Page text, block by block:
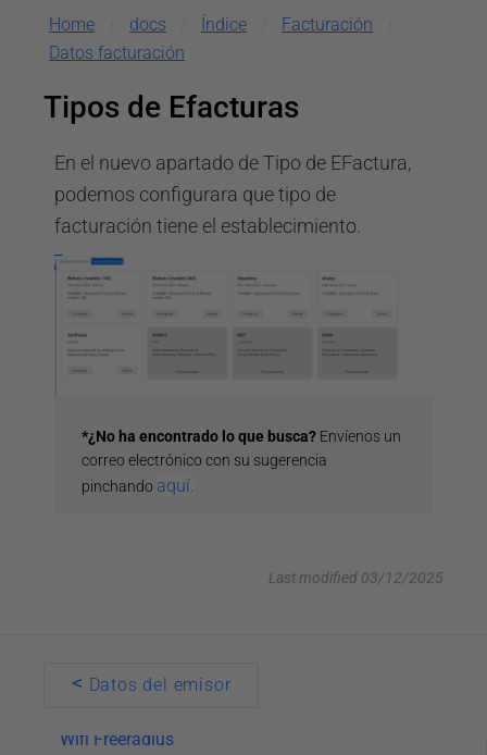
establecimiento
Soluciones de pago presencial con Avirato
Payments
Integraciones Avirato
Correo electrónico
Configuración
Usar tu propio correo en el PMS
Usar tu correo Gmail en el PMS
Usar tu correo Yahoo en el PMS
Guía de inicio para usuarios: Automatizaciones y
campañas del correo electrónico
Guía de inicio para diseñadores:
Wifi Freeradius
Home docs Índice Facturación
Datos facturación
Tipos de Efacturas
En el nuevo apartado de Tipo de EFactura,
podemos configurara que tipo de
facturación tiene el establecimiento.
*¿No ha encontrado lo que busca? Envíenos un
correo electrónico con su sugerencia
pinchando aquí.
Last modified 03/12/2025
Doc
< Datos del emisor